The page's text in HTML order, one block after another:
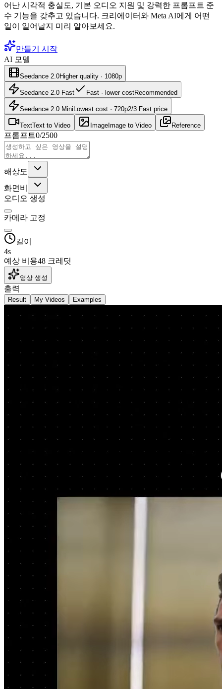
어난 시각적 충실도, 기본 오디오 지원 및 강력한 프롬프트 준
수 기능을 갖추고 있습니다. 크리에이터와 Meta AI에게 어떤
일이 일어날지 미리 알아보세요.
만들기 시작
AI 모델
Seedance 2.0Higher quality · 1080p
Seedance 2.0 Fast Fast · lower costRecommended
Seedance 2.0 Mini Lowest cost · 720p2/3 Fast price
TextText to Video Image Image to Video Reference
프롬프트0/2500
해상도
화면비
오디오 생성
카메라 고정
길이
4s
예상 비용48 크레딧
영상 생성
출력
Result My Videos Examples